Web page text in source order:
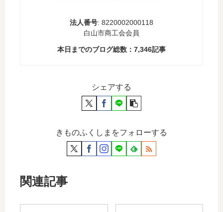
法人番号: 8220002000118
白山市商工会会員
本日までのブログ総数： 7,346記事
シェアする
きものふくしまをフォローする
関連記事